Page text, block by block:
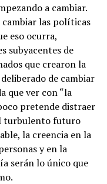
a cambiar.
cambiar las políticas
eso ocurra,
subyacentes de
que crearon la
de cambiar
que ver con “la
pretende distraer
turbulento futuro
la creencia en la
y en la
serán lo único que